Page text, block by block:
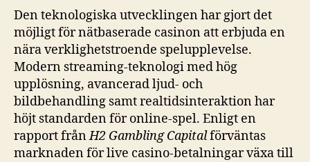
Den teknologiska utvecklingen har gjort det
möjligt för nätbaserade casinon att erbjuda en
nära verklighetstroende spelupplevelse.
Modern streaming-teknologi med hög
upplösning, avancerad ljud- och
bildbehandling samt realtidsinteraktion har
höjt standarden för online-spel. Enligt en
rapport frånH2 Gambling Capitalförväntas
marknaden för live casino-betalningar växa till